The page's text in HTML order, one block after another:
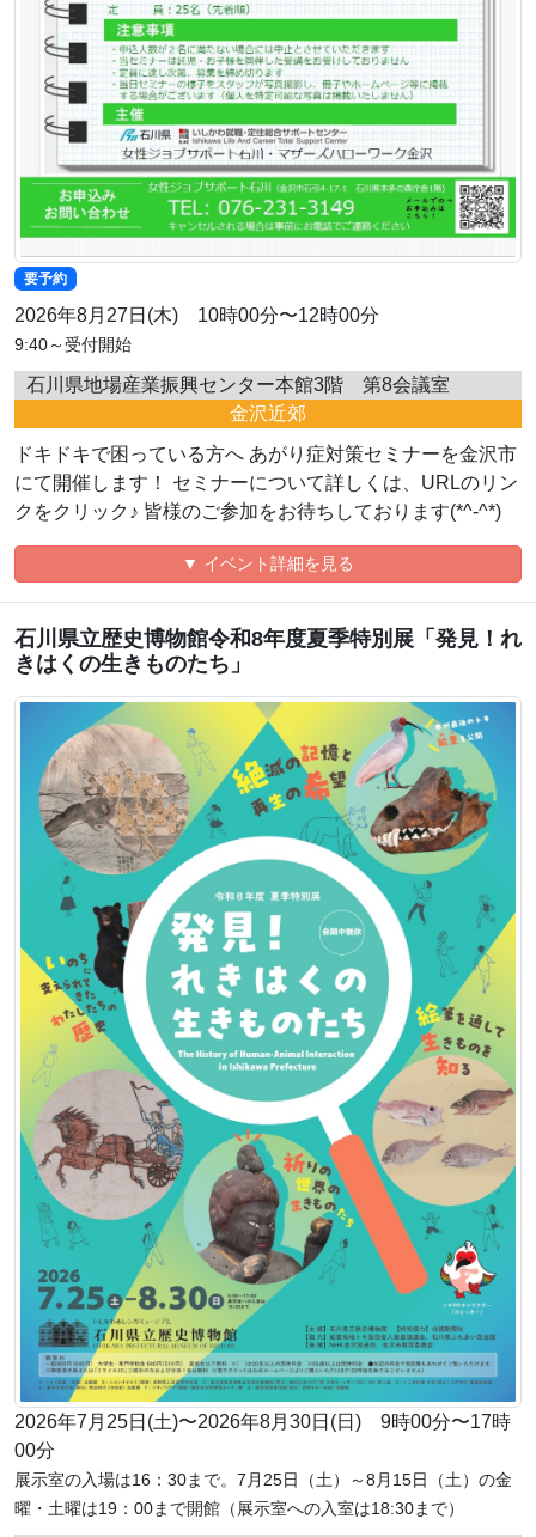
要予約
2026年8月27日(木) 10時00分〜12時00分
9:40～受付開始
石川県地場産業振興センター本館3階 第8会議室
金沢近郊
ドキドキで困っている方へ あがり症対策セミナーを金沢市
にて開催します！ セミナーについて詳しくは、URLのリン
クをクリック♪ 皆様のご参加をお待ちしております(*^-^*)
▼ イベント詳細を見る
石川県立歴史博物館令和8年度夏季特別展「発見！れ
きはくの生きものたち」
2026年7月25日(土)〜2026年8月30日(日) 9時00分〜17時
00分
展示室の入場は16：30まで。7月25日（土）～8月15日（土）の金
曜・土曜は19：00まで開館（展示室への入室は18:30まで）